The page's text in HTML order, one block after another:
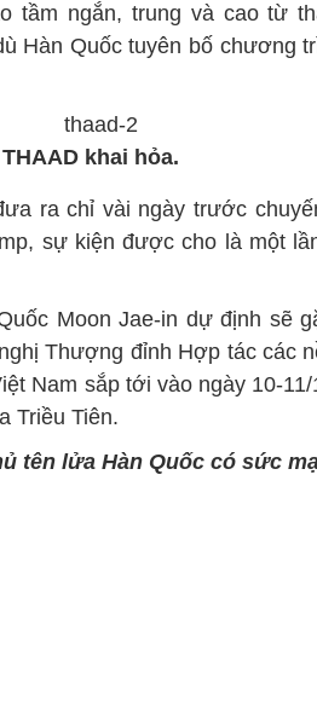
tầm ngắn, trung và cao từ
Hàn Quốc tuyên bố chương
THAAD khai hỏa.
ra chỉ vài ngày trước
sự kiện được cho là một
Moon Jae-in dự định sẽ
Thượng đỉnh Hợp tác các
Nam sắp tới vào ngày 10-
Triều Tiên.
tên lửa Hàn Quốc có sức